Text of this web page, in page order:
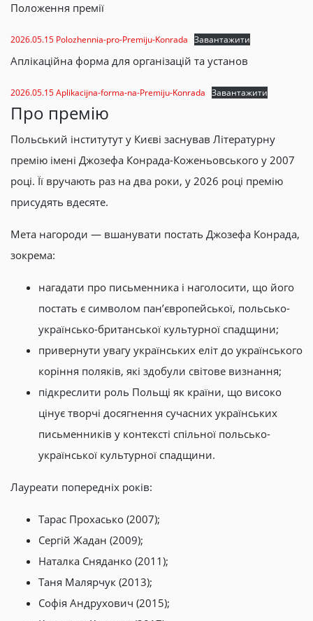
Положення премії
2026.05.15 Polozhennia-pro-Premiju-Konrada Завантажити
Аплікаційна форма для організацій та установ
2026.05.15 Aplikacijna-forma-na-Premiju-Konrada Завантажити
Про премію
Польський інститутут у Києві заснував Літературну
премію імені Джозефа Конрада-Коженьовського у 2007
році. Її вручають раз на два роки, у 2026 році премію
присудять вдесяте.
Мета нагороди — вшанувати постать Джозефа Конрада,
зокрема:
нагадати про письменника і наголосити, що його
постать є символом пан’європейської, польсько-
українсько-британської культурної спадщини;
привернути увагу українських еліт до українського
коріння поляків, які здобули світове визнання;
підкреслити роль Польщі як країни, що високо
цінує творчі досягнення сучасних українських
письменників у контексті спільної польсько-
української культурної спадщини.
Лауреати попередніх років:
Тарас Прохасько (2007);
Сергій Жадан (2009);
Наталка Сняданко (2011);
Таня Малярчук (2013);
Софія Андрухович (2015);